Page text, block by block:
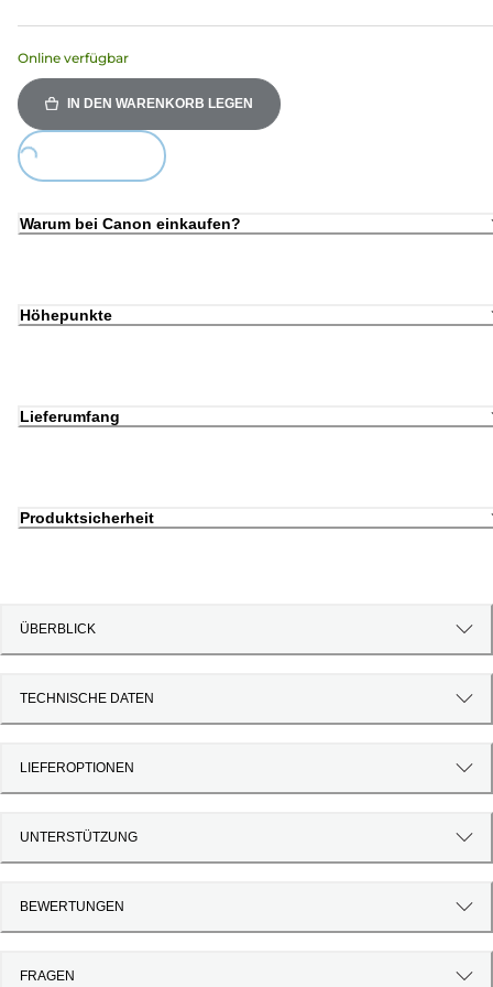
Online verfügbar
IN DEN WARENKORB LEGEN
Warum bei Canon einkaufen?
Höhepunkte
Lieferumfang
Produktsicherheit
ÜBERBLICK
TECHNISCHE DATEN
LIEFEROPTIONEN
UNTERSTÜTZUNG
BEWERTUNGEN
FRAGEN